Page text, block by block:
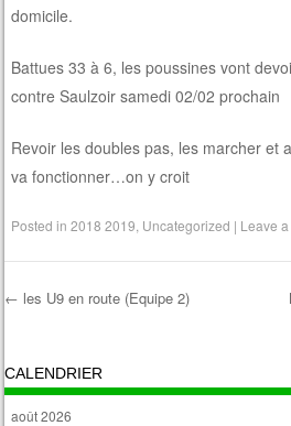
domicile.
Battues 33 à 6, les poussines vont
contre Saulzoir samedi 02/02 prochain
Revoir les doubles pas, les marcher et
va fonctionner…on y croit
Posted in2018 2019 Uncategorized | Leave
← les U9 en route (Equipe 2)
CALENDRIER
août 2026